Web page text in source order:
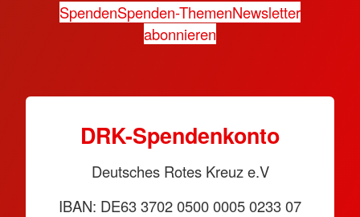
SpendenSpenden-ThemenNewsletter
abonnieren
DRK-Spendenkonto
Deutsches Rotes Kreuz e.V
IBAN: DE63 3702 0500 0005 0233 07